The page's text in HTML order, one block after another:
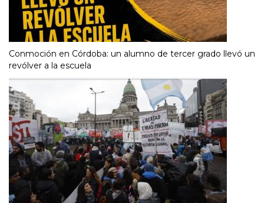
Conmoción en Córdoba: un alumno de tercer grado llevó un
revólver a la escuela